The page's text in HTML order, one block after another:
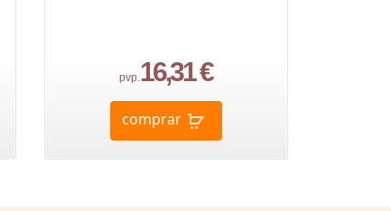
pvp.16,31 €
comprar